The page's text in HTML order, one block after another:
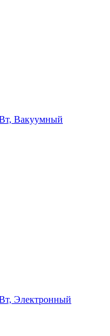
Вакуумный
Электронный